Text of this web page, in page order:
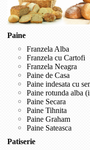
Paine
Franzela Alba
Franzela cu Cartofi
Franzela Neagra
Paine de Casa
Paine indesata cu
Paine rotunda alba
Paine Secara
Paine Tihnita
Paine Graham
Paine Sateasca
Patiserie